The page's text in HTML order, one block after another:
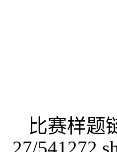
比赛样题